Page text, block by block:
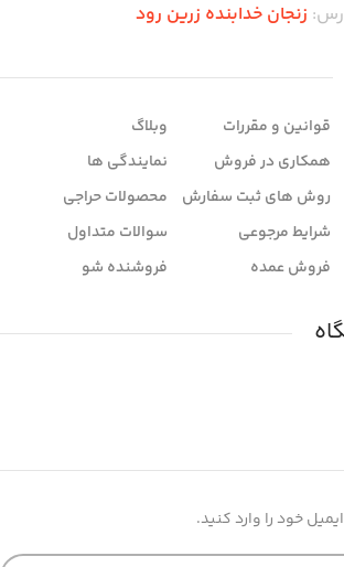
زنجان خدابنده زرین رود
قوانین و مقررات
همکاری در فروش
روش های ثبت سفارش
شرایط مرجوعی
فروش عمده
وبلاگ
نمایندگی ها
محصولات حراجی
سوالات متداول
فروشنده شو
خود را وارد کنید.